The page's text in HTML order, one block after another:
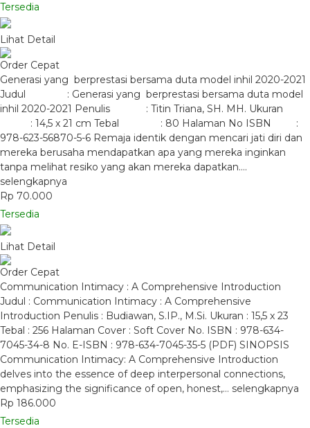
Tersedia
Lihat Detail
Order Cepat
Generasi yang berprestasi bersama duta model inhil 2020-2021
Judul : Generasi yang berprestasi bersama duta model
inhil 2020-2021 Penulis : Titin Triana, SH. MH. Ukuran
: 14,5 x 21 cm Tebal : 80 Halaman No ISBN :
978-623-56870-5-6 Remaja identik dengan mencari jati diri dan
mereka berusaha mendapatkan apa yang mereka inginkan
tanpa melihat resiko yang akan mereka dapatkan….
selengkapnya
Rp 70.000
Tersedia
Lihat Detail
Order Cepat
Communication Intimacy : A Comprehensive Introduction
Judul : Communication Intimacy : A Comprehensive
Introduction Penulis : Budiawan, S.IP., M.Si. Ukuran : 15,5 x 23
Tebal : 256 Halaman Cover : Soft Cover No. ISBN : 978-634-
7045-34-8 No. E-ISBN : 978-634-7045-35-5 (PDF) SINOPSIS
Communication Intimacy: A Comprehensive Introduction
delves into the essence of deep interpersonal connections,
emphasizing the significance of open, honest,… selengkapnya
Rp 186.000
Tersedia